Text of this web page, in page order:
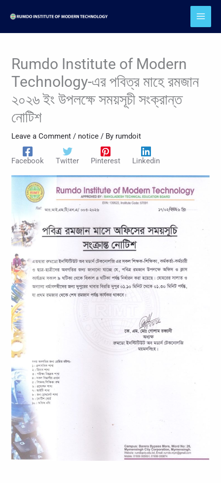
content
Rumdo Institute of Modern
Technology-এর পবিত্র মাহে রমজান
২০২৬ ইং উপলক্ষে সময়সূচী সংক্রান্ত
নোটিশ
Leave a Comment / notice / By rumdoit
Facebook Twitter Pinterest Linkedin